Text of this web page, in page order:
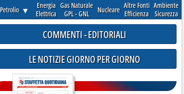
Petrolio ▼
Energia
Elettrica
Gas Naturale
GPL - GNL
Nucleare Altre Fonti
Efficienza
Ambiente
Sicurezza
COMMENTI - EDITORIALI
LE NOTIZIE GIORNO PER GIORNO